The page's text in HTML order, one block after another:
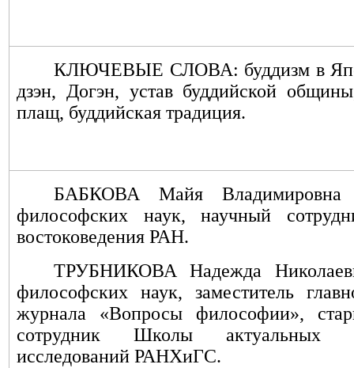
КЛЮЧЕВЫЕ СЛОВА: буддизм в
дзэн, Догэн, устав буддийской
плащ, буддийская традиция.
БАБКОВА Майя
философских наук, научный
востоковедения РАН.
ТРУБНИКОВА Надежда
философских наук, заместитель
журнала «Вопросы философии»,
сотрудник Школы актуальных
исследований РАНХиГС.